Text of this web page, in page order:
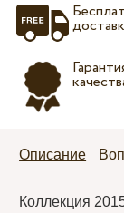
Описание
Коллекция